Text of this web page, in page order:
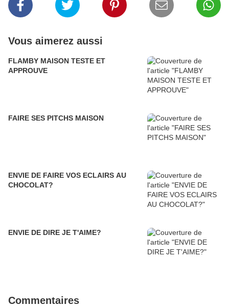
Vous aimerez aussi
FLAMBY MAISON TESTE ET
APPROUVE
FAIRE SES PITCHS MAISON
ENVIE DE FAIRE VOS ECLAIRS AU
CHOCOLAT?
ENVIE DE DIRE JE T'AIME?
Commentaires